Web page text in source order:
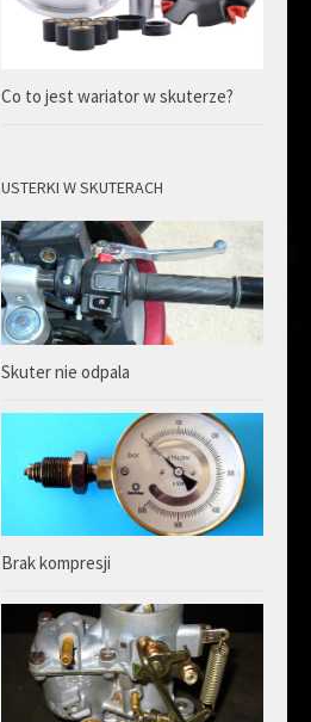
Co to jest wariator w skuterze?
USTERKI W SKUTERACH
Skuter nie odpala
Brak kompresji